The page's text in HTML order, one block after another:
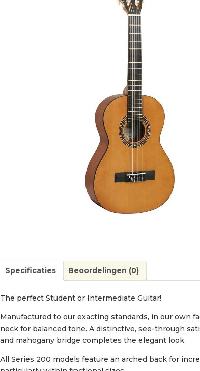
Specificaties Beoordelingen (0)
The perfect Student or Intermediate Guitar!
Manufactured to our exacting standards, in our own
neck for balanced tone. A distinctive, see-through
and mahogany bridge completes the elegant look.
All Series 200 models feature an arched back for